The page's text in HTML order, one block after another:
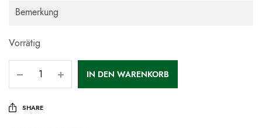
Bemerkung
Vorrätig
IN DEN WARENKORB
SHARE